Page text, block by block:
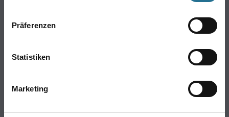
Präferenzen
Statistiken
Marketing
Trockenbau
Bodenbeläge
Verbrauchsmaterialien